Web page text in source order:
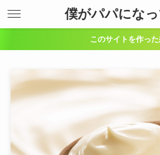
僕がパパにな
このサイトを作っ